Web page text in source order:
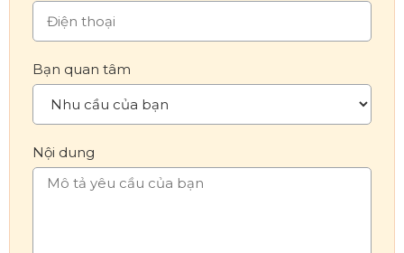
Bạn quan tâm
Nội dung